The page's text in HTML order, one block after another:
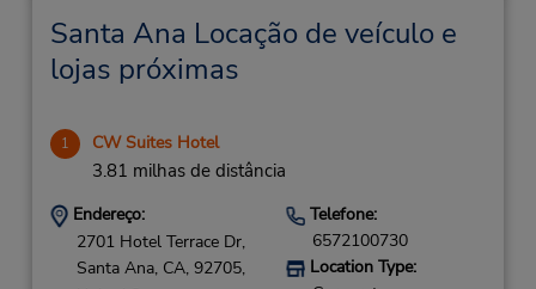
Santa Ana Locação de veículo e
lojas próximas
1 CW Suites Hotel
3.81 milhas de distância
Endereço:
2701 Hotel Terrace Dr,
Santa Ana, CA, 92705,
Telefone:
6572100730
Location Type: